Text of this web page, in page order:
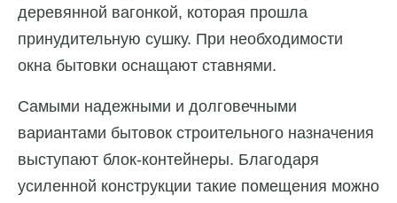
деревянной вагонкой, которая прошла
принудительную сушку. При необходимости
окна бытовки оснащают ставнями.
Самыми надежными и долговечными
вариантами бытовок строительного назначения
выступают блок-контейнеры. Благодаря
усиленной конструкции такие помещения можно